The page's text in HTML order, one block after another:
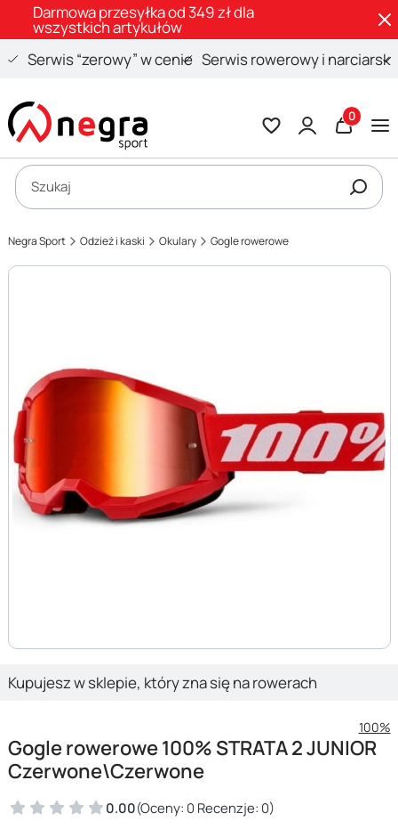
Darmowa przesyłka od 349 zł dla
wszystkich artykułów
Serwis “zerowy” w cenie Serwis rowerowy i narciarski
Otwórz wyszukiwarkę
Szukaj
Negra Sport Odzież i kaski Okulary Gogle rowerowe
Kupujesz w sklepie, który zna się na rowerach
100%
Gogle rowerowe 100% STRATA 2 JUNIOR
Czerwone\Czerwone
0.00(Oceny: 0 Recenzje: 0)